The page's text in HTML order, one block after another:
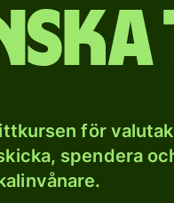
för
spendera